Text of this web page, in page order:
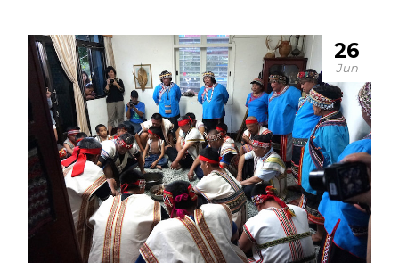
26
Jun